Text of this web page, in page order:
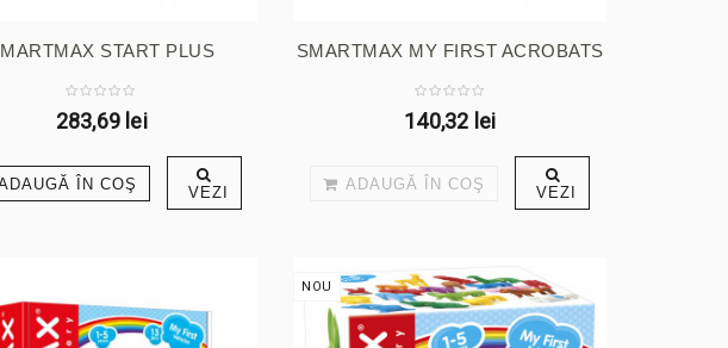
START PLUS
283,69 lei
ÎN COŞ VEZI
SMARTMAX MY FIRST ACROBATS
140,32 lei
ADAUGĂ ÎN COŞ VEZI
NOU